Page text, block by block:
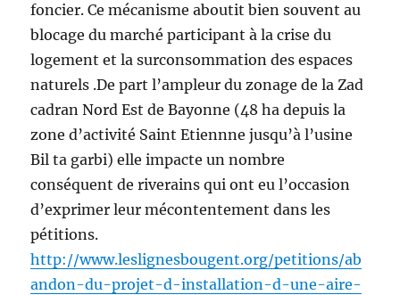
foncier. Ce mécanisme aboutit bien souvent au
blocage du marché participant à la crise du
logement et la surconsommation des espaces
naturels .De part l’ampleur du zonage de la Zad
cadran Nord Est de Bayonne (48 ha depuis la
zone d’activité Saint Etiennne jusqu’à l’usine
Bil ta garbi) elle impacte un nombre
conséquent de riverains qui ont eu l’occasion
d’exprimer leur mécontentement dans les
pétitions.
http://www.leslignesbougent.org/petitions/ab
andon-du-projet-d-installation-d-une-aire-